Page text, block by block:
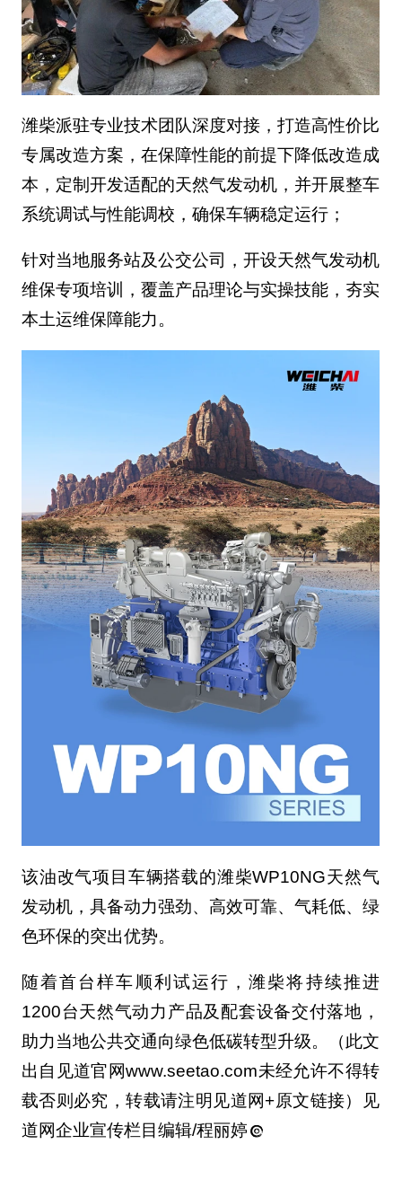
潍柴派驻专业技术团队深度对接，打造高性价比
专属改造方案，在保障性能的前提下降低改造成
本，定制开发适配的天然气发动机，并开展整车
系统调试与性能调校，确保车辆稳定运行；
针对当地服务站及公交公司，开设天然气发动机
维保专项培训，覆盖产品理论与实操技能，夯实
本土运维保障能力。
该油改气项目车辆搭载的潍柴WP10NG天然气
发动机，具备动力强劲、高效可靠、气耗低、绿
色环保的突出优势。
随着首台样车顺利试运行，潍柴将持续推进
1200台天然气动力产品及配套设备交付落地，
助力当地公共交通向绿色低碳转型升级。（此文
出自见道官网www.seetao.com未经允许不得转
载否则必究，转载请注明见道网+原文链接）见
道网企业宣传栏目编辑/程丽婷